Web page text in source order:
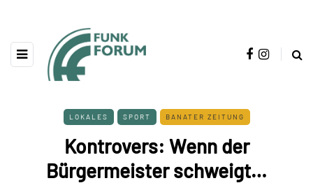
LOKALES SPORT BANATER ZEITUNG
Kontrovers: Wenn der
Bürgermeister schweigt…